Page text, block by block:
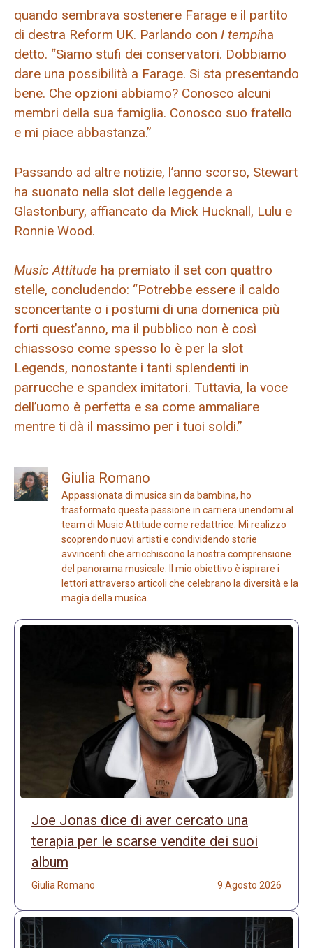
quando sembrava sostenere Farage e il partito
di destra Reform UK. Parlando con I tempiha
detto. “Siamo stufi dei conservatori. Dobbiamo
dare una possibilità a Farage. Si sta presentando
bene. Che opzioni abbiamo? Conosco alcuni
membri della sua famiglia. Conosco suo fratello
e mi piace abbastanza.”
Passando ad altre notizie, l’anno scorso, Stewart
ha suonato nella slot delle leggende a
Glastonbury, affiancato da Mick Hucknall, Lulu e
Ronnie Wood.
Music Attitude ha premiato il set con quattro
stelle, concludendo: “Potrebbe essere il caldo
sconcertante o i postumi di una domenica più
forti quest’anno, ma il pubblico non è così
chiassoso come spesso lo è per la slot
Legends, nonostante i tanti splendenti in
parrucche e spandex imitatori. Tuttavia, la voce
dell’uomo è perfetta e sa come ammaliare
mentre ti dà il massimo per i tuoi soldi.”
Giulia Romano
Appassionata di musica sin da bambina, ho
trasformato questa passione in carriera unendomi al
team di Music Attitude come redattrice. Mi realizzo
scoprendo nuovi artisti e condividendo storie
avvincenti che arricchiscono la nostra comprensione
del panorama musicale. Il mio obiettivo è ispirare i
lettori attraverso articoli che celebrano la diversità e la
magia della musica.
Joe Jonas dice di aver cercato una
terapia per le scarse vendite dei suoi
album
Giulia Romano 9 Agosto 2026